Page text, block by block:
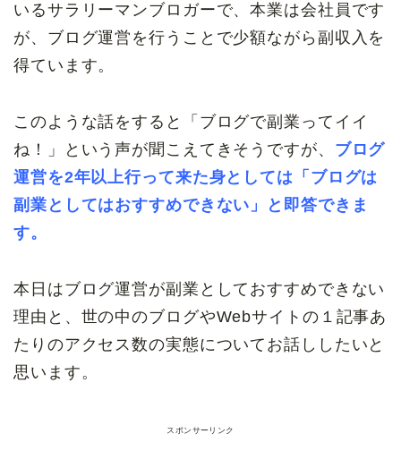
いるサラリーマンブロガーで、本業は会社員です
が、ブログ運営を行うことで少額ながら副収入を
得ています。
このような話をすると「ブログで副業ってイイ
ね！」という声が聞こえてきそうですが、 ブログ
運営を2年以上行って来た身としては「ブログは
副業としてはおすすめできない」と即答できま
す。
本日はブログ運営が副業としておすすめできない
理由と、世の中のブログやWebサイトの１記事あ
たりのアクセス数の実態についてお話ししたいと
思います。
スポンサーリンク